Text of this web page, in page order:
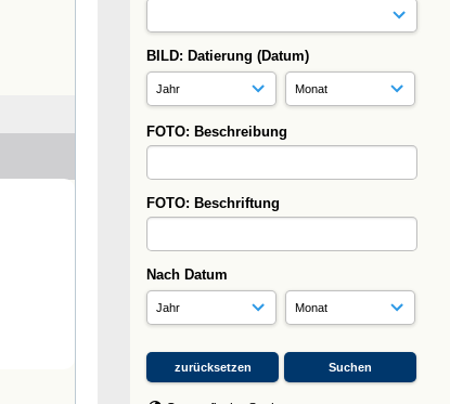
BILD: Datierung (Datum)
FOTO: Beschreibung
FOTO: Beschriftung
Nach Datum